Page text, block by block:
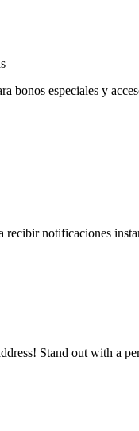
bonos especiales y
recibir notificaciones
Stand out with a